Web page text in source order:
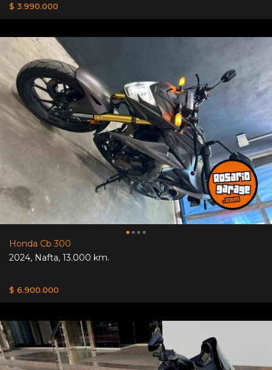
$ 3.990.000
Honda Cb 300
2024, Nafta, 13.000 km.
$ 6.900.000